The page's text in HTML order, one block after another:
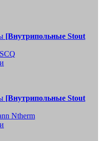
[Внутрипольные Stout
[Внутрипольные Stout
Ntherm